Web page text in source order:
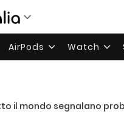
AirPods Watch
il mondo segnalano